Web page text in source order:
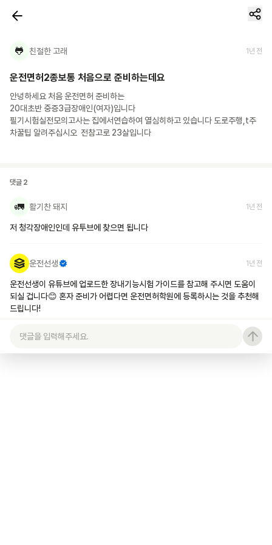
🐸 친절한 고래 1년 전
운전면허2종보통 처음으로 준비하는데요
안녕하세요 처음 운전면허 준비하는
20대초반 중증3급장애인(여자)입니다
필기시험실전모의고사는 집에서연습하여 열심히하고 있습니다 도로주행,t주
차꿀팁 알려주십시오  전참고로 23살입니다
댓글 2
🚛 활기찬 돼지 1년 전
저 청각장애인인데 유투브에 찾으면 됩니다
운전선생 1년 전
운전선생이 유튜브에 업로드한 장내기능시험 가이드를 참고해 주시면 도움이
되실 겁니다😊 혼자 준비가 어렵다면 운전면허학원에 등록하시는 것을 추천해
드립니다!